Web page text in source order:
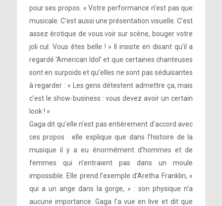
pour ses propos. « Votre performance n’est pas que
musicale. C’est aussi une présentation visuelle. C’est
assez érotique de vous voir sur scène, bouger votre
joli cul. Vous êtes belle ! » Il insiste en disant qu’il a
regardé ‘American Idol’ et que certaines chanteuses
sont en surpoids et qu’elles ne sont pas séduisantes
à regarder : « Les gens détestent admettre ça, mais
c’est le show-business : vous devez avoir un certain
look ! »
Gaga dit qu’elle n’est pas entièrement d’accord avec
ces propos : elle explique que dans l’histoire de la
musique il y a eu énormément d’hommes et de
femmes qui n’entraient pas dans un moule
impossible. Elle prend l’exemple d’Aretha Franklin, «
qui a un ange dans la gorge, » : son physique n’a
aucune importance. Gaga l’a vue en live et dit que